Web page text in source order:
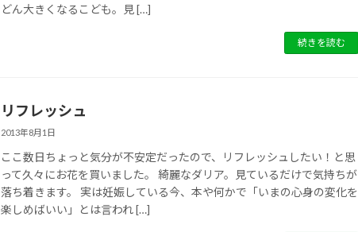
どん大きくなるこども。見 […]
続きを読む
リフレッシュ
2013年8月1日
ここ数日ちょっと気分が不安定だったので、リフレッシュしたい！と思
って久々にお花を買いました。 綺麗なダリア。見ているだけで気持ちが
落ち着きます。 実は妊娠している今、本や何かで「いまの心身の変化を
楽しめばいい」とは言われ […]